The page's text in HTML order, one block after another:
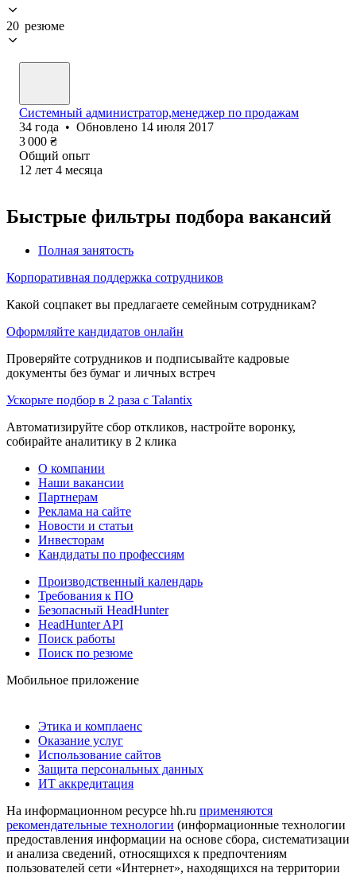
20 резюме
Системный администратор,менеджер по продажам
34 года • Обновлено 14 июля 2017
3 000 ₴
Общий опыт
12 лет 4 месяца
Быстрые фильтры подбора вакансий
Полная занятость
Корпоративная поддержка сотрудников
Какой соцпакет вы предлагаете семейным сотрудникам?
Оформляйте кандидатов онлайн
Проверяйте сотрудников и подписывайте кадровые
документы без бумаг и личных встреч
Ускорьте подбор в 2 раза с Talantix
Автоматизируйте сбор откликов, настройте воронку,
собирайте аналитику в 2 клика
О компании
Наши вакансии
Партнерам
Реклама на сайте
Новости и статьи
Инвесторам
Кандидаты по профессиям
Производственный календарь
Требования к ПО
Безопасный HeadHunter
HeadHunter API
Поиск работы
Поиск по резюме
Мобильное приложение
Этика и комплаенс
Оказание услуг
Использование сайтов
Защита персональных данных
ИТ аккредитация
На информационном ресурсе hh.ru применяются
рекомендательные технологии (информационные технологии
предоставления информации на основе сбора, систематизации
и анализа сведений, относящихся к предпочтениям
пользователей сети «Интернет», находящихся на территории